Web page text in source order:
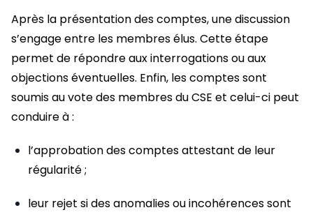
Après la présentation des comptes, une discussion
s’engage entre les membres élus. Cette étape
permet de répondre aux interrogations ou aux
objections éventuelles. Enfin, les comptes sont
soumis au vote des membres du CSE et celui-ci peut
conduire à :
l’approbation des comptes attestant de leur
régularité ;
leur rejet si des anomalies ou incohérences sont